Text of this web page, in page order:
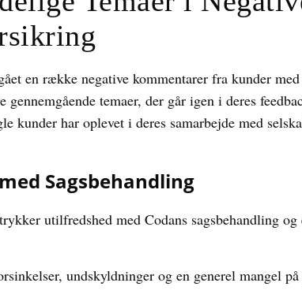
en række negative kommentarer fra kunder
gennemgående temaer, der går igen i deres
kunder har oplevet i deres samarbejde med
Sagsbehandling
utilfredshed med Codans sagsbehandling
undskyldninger og en generel mangel